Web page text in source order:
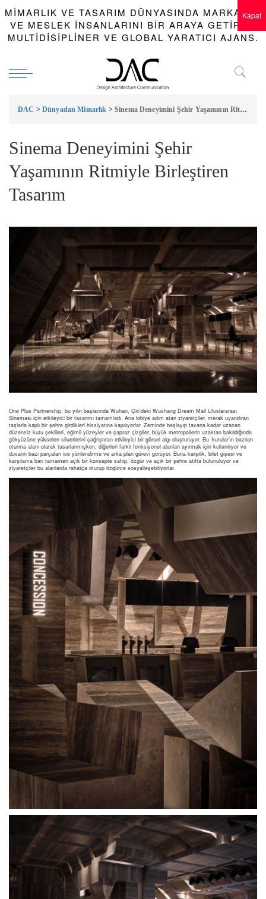
MIMARLIK VE TASARIM DÜNYASINDA MARKALAR
VE MESLEK INSANLARINI BIR ARAYA GETIREN
MULTIDISIPLINER VE GLOBAL YARATICI AJANS.
DAC > Dünyadan Mimarlık > Sinema Deneyimini Şehir Yaşamının Ritmiyle Birleştiren Tasarım
Sinema Deneyimini Şehir
Yaşamının Ritmiyle Birleştiren
Tasarım
One Plus Partnership, bu yılın başlarında Wuhan, Çin’deki Wushang Dream Mall Uluslararası
Sineması için etkileyici bir tasarımı tamamladı. Ana lobiye adım atan ziyaretçiler, merak uyandıran
taşlarla kaplı bir şehre girdikleri hissiyatına kapılıyorlar. Zeminde başlayıp tavana kadar uzanan
düzensiz kutu şekilleri, eğimli yüzeyler ve çapraz çizgiler, büyük metropollerin uzaktan bakıldığında
gökyüzüne yükselen siluetlerini çağrıştıran etkileyici bir görsel algı oluşturuyor. Bu ‘kutular’ın bazıları
oturma alanı olarak tasarlanmışken, diğerleri farklı fonksiyonel alanları ayırmak için kullanılıyor ve
duvarın bazı parçaları ise yönlendirme ve arka plan görevi görüyor. Buna karşılık, bilet gişesi ve
karşılama barı tamamen açık bir konsepte sahip, özgür ve açık bir şehre atıfta bulunuluyor ve
ziyaretçiler bu alanlarda rahatça oturup özgürce sosyalleşebiliyorlar.
Kapat